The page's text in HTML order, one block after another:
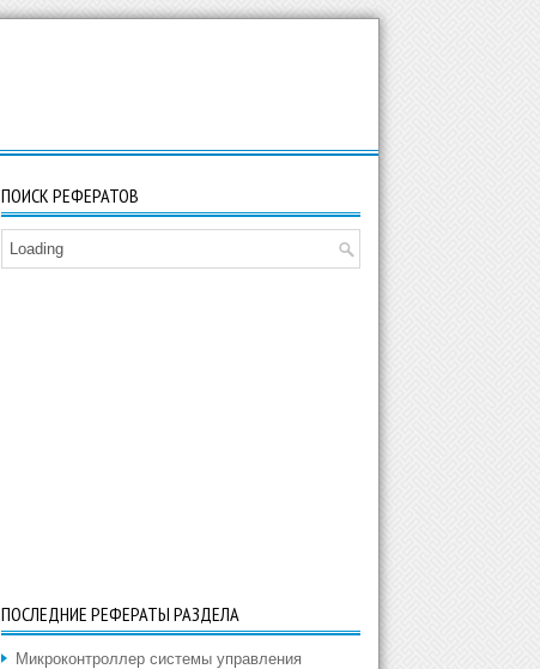
ПОИСК РЕФЕРАТОВ
Loading
ПОСЛЕДНИЕ РЕФЕРАТЫ РАЗДЕЛА
Микроконтроллер системы управления